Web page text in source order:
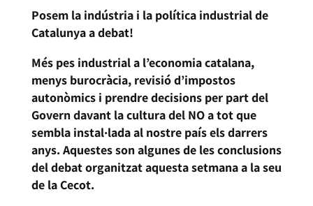
Posem la indústria i la política industrial de
Catalunya a debat!
Més pes industrial a l’economia catalana,
menys burocràcia, revisió d’impostos
autonòmics i prendre decisions per part del
Govern davant la cultura del NO a tot que
sembla instal·lada al nostre país els darrers
anys. Aquestes son algunes de les conclusions
del debat organitzat aquesta setmana a la seu
de la Cecot.